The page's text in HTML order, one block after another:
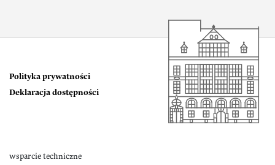
Polityka prywatności
Deklaracja dostępności
wsparcie techniczne